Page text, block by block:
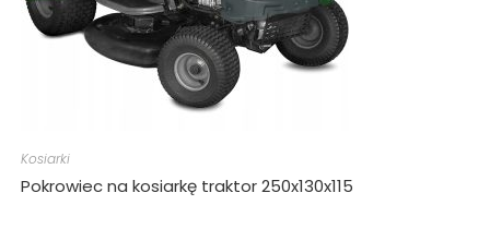
Kosiarki
Pokrowiec na kosiarkę traktor 250x130x115